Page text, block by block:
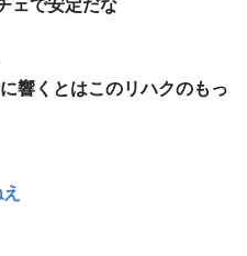
ェで安定だな
響くとはこのリハクのもっ